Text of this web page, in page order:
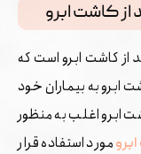
از کاشت ابرو
از کاشت ابرو است که
ابرو به بیماران خود
ابرو اغلب به منظور
مورد استفاده قرار